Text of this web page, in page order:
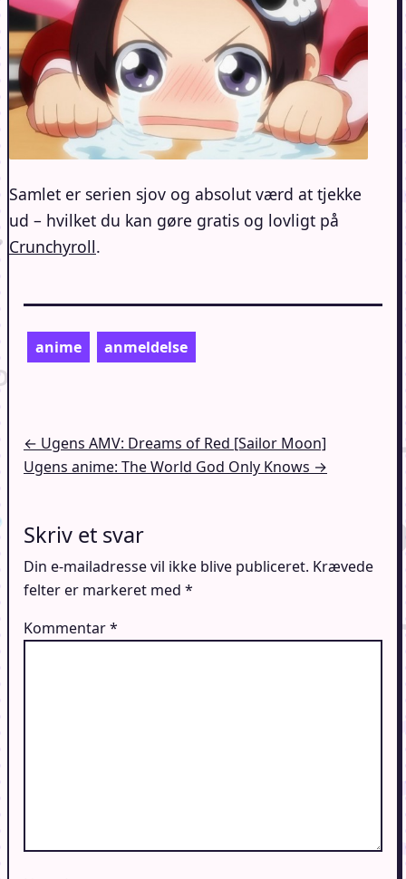
Samlet er serien sjov og absolut værd at tjekke
ud – hvilket du kan gøre gratis og lovligt på
Crunchyroll.
anime anmeldelse
Indlægsnavigation
← Ugens AMV: Dreams of Red [Sailor Moon]
Ugens anime: The World God Only Knows →
Skriv et svar
Din e-mailadresse vil ikke blive publiceret. Krævede
felter er markeret med *
Kommentar*